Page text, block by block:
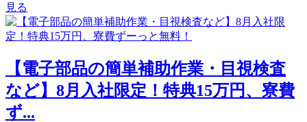
見る
【電子部品の簡単補助作業・目視検査
など】8月入社限定！特典15万円、寮費
ず...